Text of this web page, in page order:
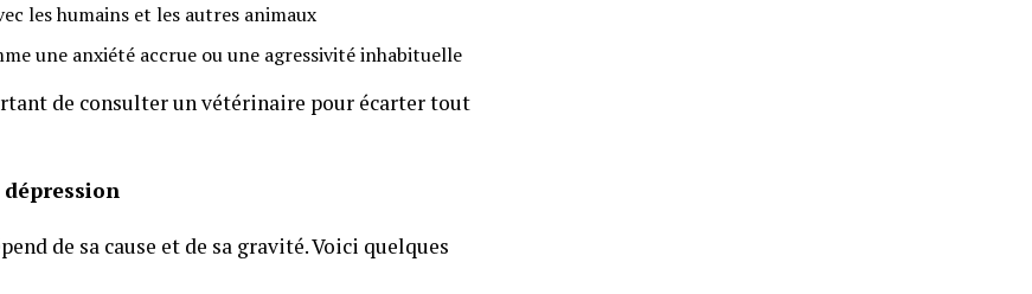
les humains et les autres animaux
une anxiété accrue ou une agressivité inhabituelle
de consulter un vétérinaire pour écarter tout
de sa cause et de sa gravité. Voici quelques